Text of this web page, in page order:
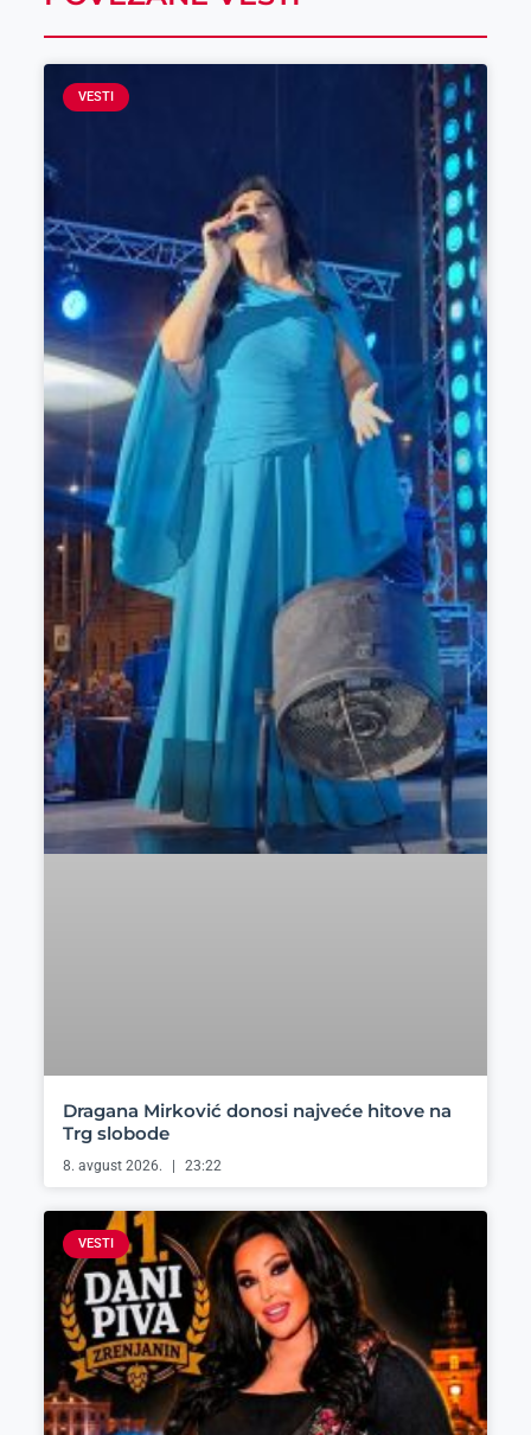
VESTI
Dragana Mirković donosi najveće hitove na
Trg slobode
8. avgust 2026. 23:22
VESTI